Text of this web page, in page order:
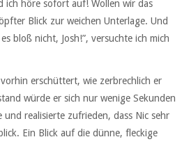
ich höre sofort auf! Wollen wir das
Blick zur weichen Unterlage. Und
bloß nicht, Josh!”, versuchte ich mich
erschüttert, wie zerbrechlich er
würde er sich nur wenige Sekunden
realisierte zufrieden, dass Nic sehr
Ein Blick auf die dünne, fleckige